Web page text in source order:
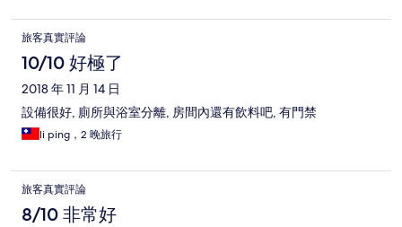
旅客真實評論
10/10 好極了
2018 年 11 月 14 日
設備很好, 廁所與浴室分離, 房間內還有飲料吧, 有門禁
li ping，2 晚旅行
旅客真實評論
8/10 非常好